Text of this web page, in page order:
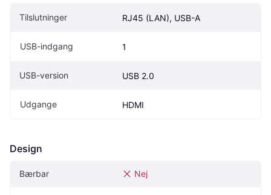
Tilslutninger RJ45 (LAN), USB-A
USB-indgang 1
USB-version USB 2.0
Udgange HDMI
Design
Bærbar Nej